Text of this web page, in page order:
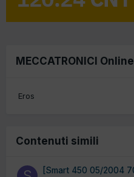
MECCATRONICI Online
Eros
Contenuti simili
[Smart 450 05/2004